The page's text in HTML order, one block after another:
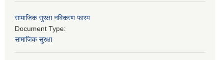
सामाजिक सुरक्षा नविकरण फारम
Document Type:
सामाजिक सुरक्षा